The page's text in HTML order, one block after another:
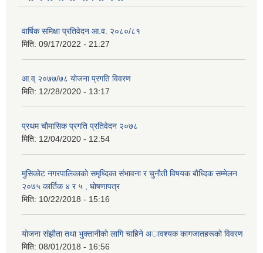
वार्षिक समिक्षा प्रतिवेदन आ.व. २०८०/८१
मिति: 09/17/2022 - 21:27
आ.व् २०७७/७८ योजना प्रगति विवरण
मिति: 12/28/2020 - 13:17
प्रथम चाैमासिक प्रगति प्रतिवेदन २०७८
मिति: 12/04/2020 - 12:54
मुसिकाेट नगरपालिकाकाे समृध्दिका संभावना र चुनाैती विषयक बाैध्दिक सम्मेलन
२०७५ कार्तिक ४ र ५ , घाेषणापत्र
मिति: 10/22/2018 - 15:16
याेजना संझाैता तथा भुक्तानीकाे लागि चाहिने अावश्यक कागजातहरूकाे विवरण
मिति: 08/01/2018 - 16:56